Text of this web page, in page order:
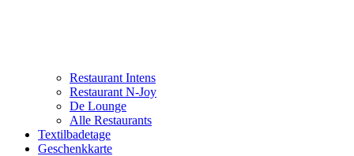
Restaurant Intens
Restaurant N-Joy
De Lounge
Alle Restaurants
Textilbadetage
Geschenkkarte